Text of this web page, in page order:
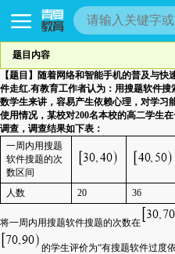
题目内容
【题目】 随着网络和智能手机的普及与快
件走红.有教育工作者认为：用搜题软件
数学生来讲，容易产生依赖心理，对学习
使用情况，某校对200名本校的高二学生
调查，调查结果如下表：
一周内用搜题
软件搜题的次
数区间
人数
20 36
将一周内用搜题软件搜题的次数在
的学生评价为“有搜题软件过度